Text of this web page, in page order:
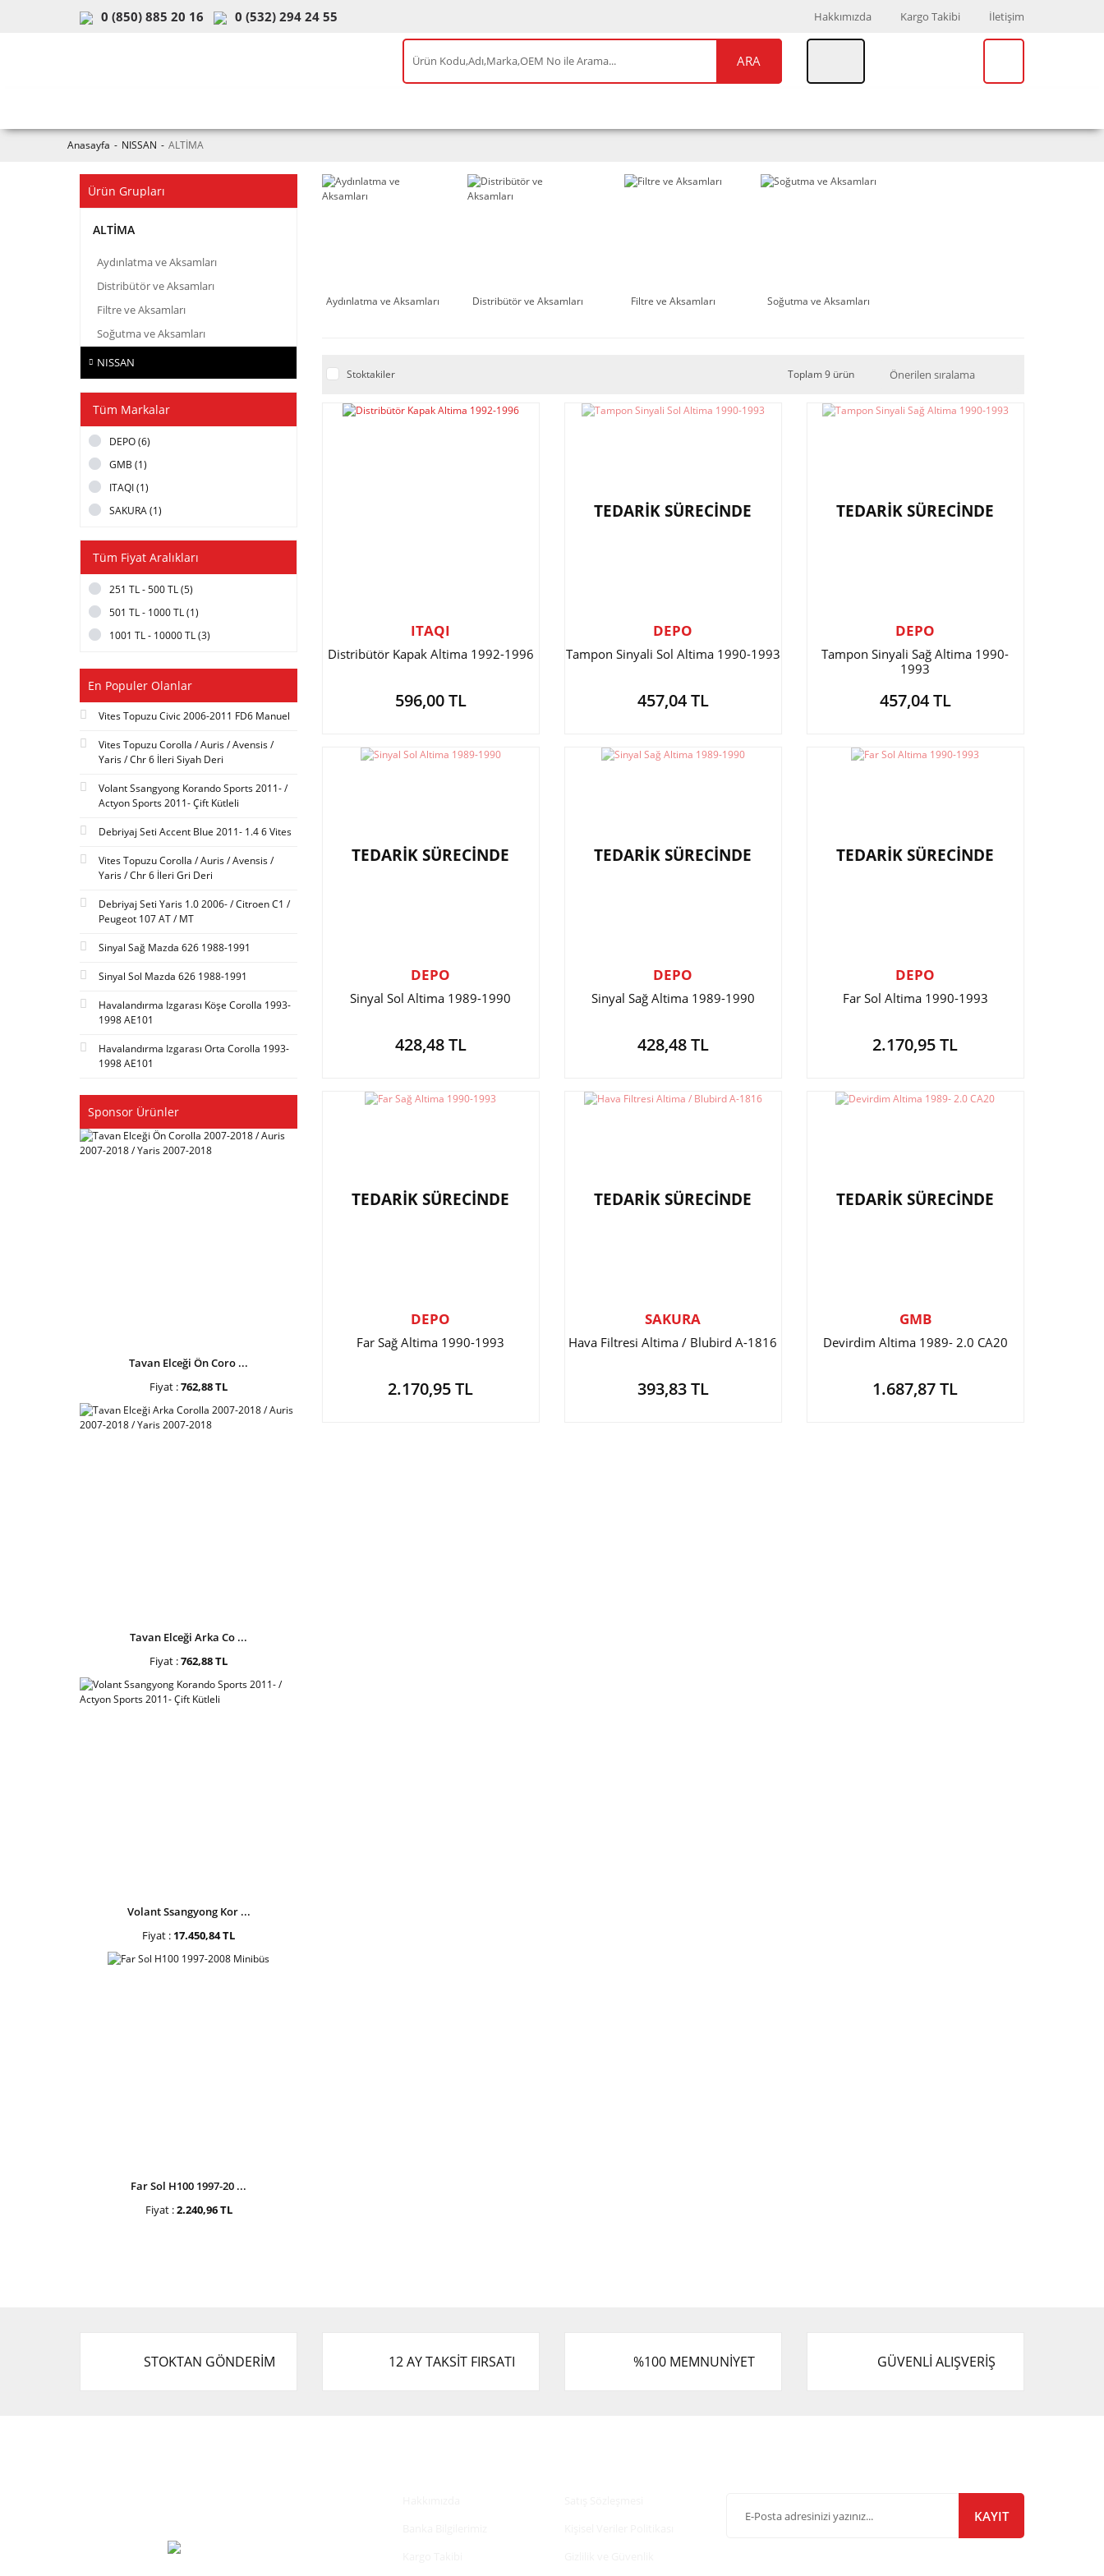
0 (850) 885 20 16 0 (532) 294 24 55 Hakkımızda Kargo Takibi İletişim
ARA
Anasayfa NISSAN ALTİMA
Ürün Grupları
ALTİMA
Aydınlatma ve Aksamları
Distribütör ve Aksamları
Filtre ve Aksamları
Soğutma ve Aksamları
NISSAN
Tüm Markalar
DEPO (6)
GMB (1)
ITAQI (1)
SAKURA (1)
Tüm Fiyat Aralıkları
251 TL - 500 TL (5)
501 TL - 1000 TL (1)
1001 TL - 10000 TL (3)
En Populer Olanlar
Vites Topuzu Civic 2006-2011 FD6 Manuel
Vites Topuzu Corolla / Auris / Avensis /
Yaris / Chr 6 İleri Siyah Deri
Volant Ssangyong Korando Sports 2011- /
Actyon Sports 2011- Çift Kütleli
Debriyaj Seti Accent Blue 2011- 1.4 6 Vites
Vites Topuzu Corolla / Auris / Avensis /
Yaris / Chr 6 İleri Gri Deri
Debriyaj Seti Yaris 1.0 2006- / Citroen C1 /
Peugeot 107 AT / MT
Sinyal Sağ Mazda 626 1988-1991
Sinyal Sol Mazda 626 1988-1991
Havalandırma Izgarası Köşe Corolla 1993-
1998 AE101
Havalandırma Izgarası Orta Corolla 1993-
1998 AE101
Sponsor Ürünler
Tavan Elceği Ön Coro ...
Fiyat :762,88 TL
Tavan Elceği Arka Co ...
Fiyat :762,88 TL
Volant Ssangyong Kor ...
Fiyat : 17.450,84 TL
Far Sol H100 1997-20 ...
Fiyat :2.240,96 TL
Aydınlatma ve Aksamları Distribütör ve Aksamları Filtre ve Aksamları Soğutma ve Aksamları
Stoktakiler Toplam 9 ürün
ITAQI
Distribütör Kapak Altima 1992-1996
596,00 TL
TEDARİK SÜRECİNDE
DEPO
Tampon Sinyali Sol Altima 1990-1993
457,04 TL
TEDARİK SÜRECİNDE
DEPO
Tampon Sinyali Sağ Altima 1990-
1993
457,04 TL
TEDARİK SÜRECİNDE
DEPO
Sinyal Sol Altima 1989-1990
428,48 TL
TEDARİK SÜRECİNDE
DEPO
Sinyal Sağ Altima 1989-1990
428,48 TL
TEDARİK SÜRECİNDE
DEPO
Far Sol Altima 1990-1993
2.170,95 TL
TEDARİK SÜRECİNDE
DEPO
Far Sağ Altima 1990-1993
2.170,95 TL
TEDARİK SÜRECİNDE
SAKURA
Hava Filtresi Altima / Blubird A-1816
393,83 TL
TEDARİK SÜRECİNDE
GMB
Devirdim Altima 1989- 2.0 CA20
1.687,87 TL
STOKTAN GÖNDERİM 12 AY TAKSİT FIRSATI %100 MEMNUNİYET GÜVENLİ ALIŞVERİŞ
KAYIT